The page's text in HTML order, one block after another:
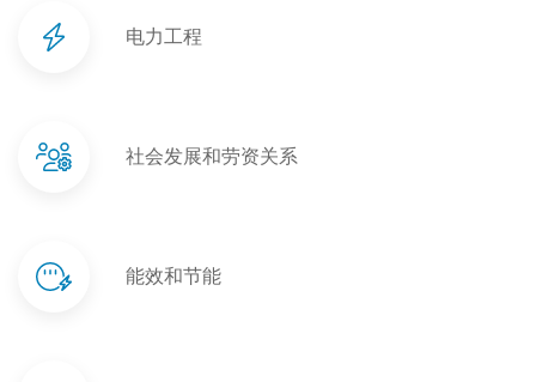
电力工程
社会发展和劳资关系
能效和节能